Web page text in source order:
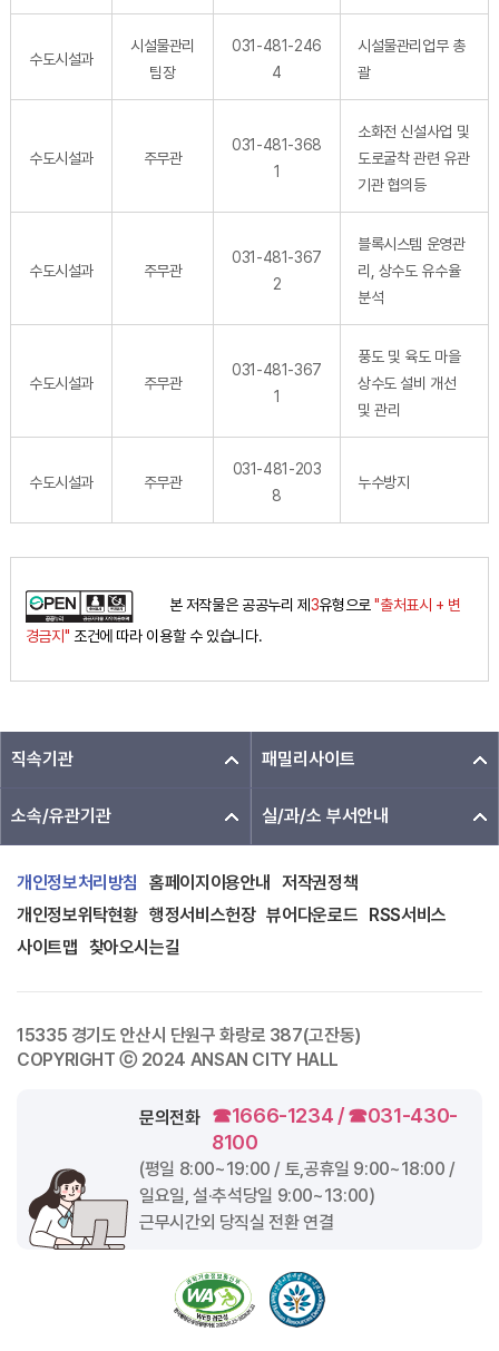
수도시설과
시설물관리
팀장
031-481-246
4
시설물관리업무 총
괄
수도시설과 주무관
031-481-368
1
소화전 신설사업 및
도로굴착 관련 유관
기관 협의등
수도시설과 주무관
031-481-367
2
블록시스템 운영관
리, 상수도 유수율
분석
수도시설과 주무관
031-481-367
1
풍도 및 육도 마을
상수도 설비 개선
및 관리
수도시설과 주무관
031-481-203
8
누수방지
본 저작물은 공공누리 제 3유형으로"출처표시 + 변
경금지" 조건에 따라 이용할 수 있습니다.
직속기관 패밀리사이트
소속/유관기관 실/과/소 부서안내
개인정보처리방침 홈페이지이용안내
저작권정책
개인정보위탁현황 행정서비스헌장 뷰어다운로드 RSS서비스
사이트맵 찾아오시는길
15335 경기도 안산시 단원구 화랑로 387(고잔동)
COPYRIGHT ⓒ 2024 ANSAN CITY HALL
문의전화
☎1666-1234 / ☎031-430-
8100
(평일 8:00~19:00 / 토,공휴일 9:00~18:00 /
일요일, 설·추석당일 9:00~13:00)
근무시간외 당직실 전환 연결